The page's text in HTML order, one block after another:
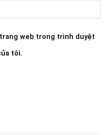
web trong trình duyệt
tôi.